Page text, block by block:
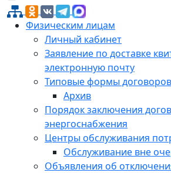
Физическим лицам
Личный кабинет
Заявление по доставке
электронную почту
Типовые формы договоров
Архив
Порядок заключения
энергоснабжения
Центры обслуживания
Обслуживание вне
Объявления об